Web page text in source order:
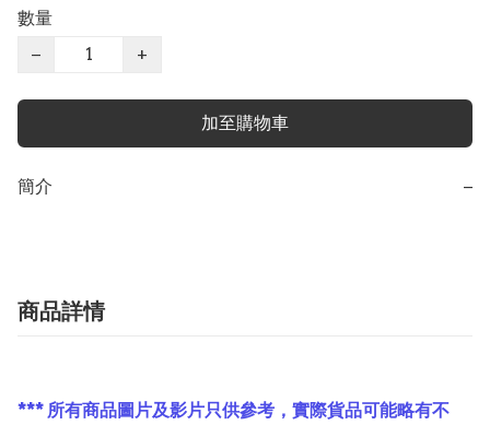
數量
−
+
加至購物車
簡介 −
商品詳情
*** 所有商品圖片及影片只供參考，實際貨品可能略有不